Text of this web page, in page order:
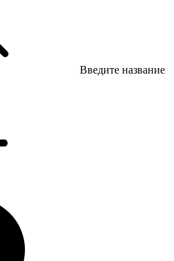
Введите название